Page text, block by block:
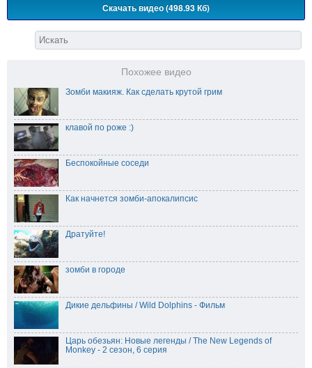
Скачать видео (498.93 Кб)
Похожее видео
Зомби макияж. Как сделать крутой грим
клавой по роже :)
Беспокойные соседи
Как начнется зомби-апокалипсис
Дратуйте!
зомби в городе
Дикие дельфины / Wild Dolphins - Фильм
Царь обезьян: Новые легенды / The New Legends of
Monkey - 2 сезон, 6 серия